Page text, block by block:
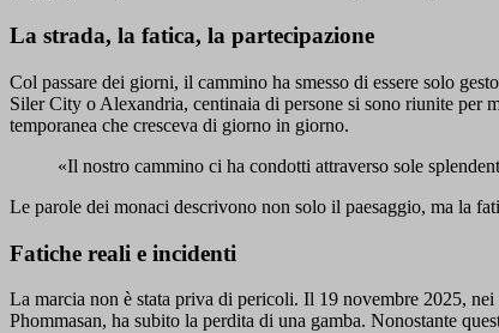
La strada, la fatica, la partecipazione
Col passare dei giorni, il cammino ha smesso di essere solo
Siler City o Alexandria, centinaia di persone si sono riunite per
temporanea che cresceva di giorno in giorno.
«Il nostro cammino ci ha condotti attraverso sole
Le parole dei monaci descrivono non solo il paesaggio, ma la
Fatiche reali e incidenti
La marcia non è stata priva di pericoli. Il 19 novembre 2025,
Phommasan, ha subito la perdita di una gamba. Nonostante